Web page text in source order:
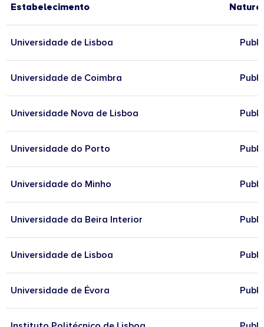
Estabelecimento
Universidade de Lisboa
Universidade de Coimbra
Universidade Nova de Lisboa
Universidade do Porto
Universidade do Minho
Universidade da Beira Interior
Universidade de Lisboa
Universidade de Évora